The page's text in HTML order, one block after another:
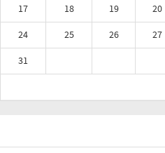
17
18 19 20
24
25 26 27
31